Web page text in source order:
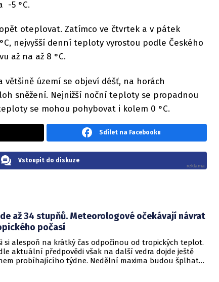
-5 °C.
oteplovat. Zatímco ve čtvrtek a v pátek
nejvyšší denní teploty vyrostou podle Českého
až na až 8 °C.
většině území se objeví déšť, na horách
sněžení. Nejnižší noční teploty se propadnou
se mohou pohybovat i kolem 0 °C.
Sdílet na Facebooku
Vstoupit do diskuze
až 34 stupňů. Meteorologové očekávají návrat
počasí
si alespoň na krátký čas odpočinou od tropických teplot.
aktuální předpovědi však na další vedra dojde ještě
probíhajícího týdne. Nedělní maxima budou šplhat